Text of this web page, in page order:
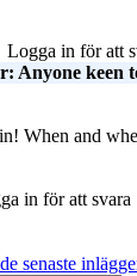
Logga in för att
Anyone keen
When and
in för att svara